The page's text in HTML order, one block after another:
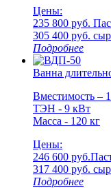
Цены:
235 800 руб.
305 400 руб.
Подробнее
Ванна
Вместимость –
ТЭН - 9 кВт
Масса - 120 кг
Цены:
246 600 руб.
317 400 руб.
Подробнее